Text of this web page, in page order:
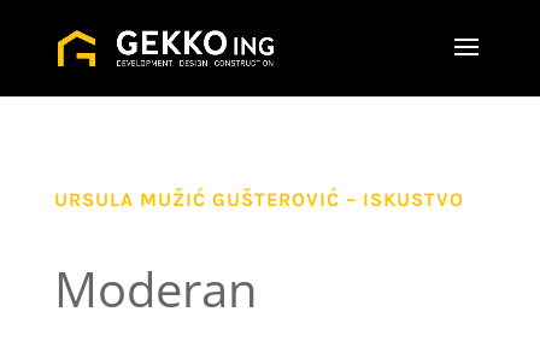
URSULA MUŽIĆ GUŠTEROVIĆ – ISKUSTVO
Moderan